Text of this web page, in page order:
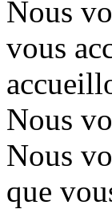
Nous
vous
Nous
Nous
que